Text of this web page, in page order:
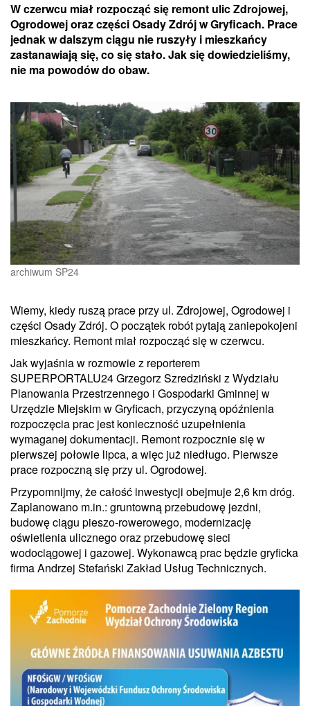
W czerwcu miał rozpocząć się remont ulic Zdrojowej,
Ogrodowej oraz części Osady Zdrój w Gryficach. Prace
jednak w dalszym ciągu nie ruszyły i mieszkańcy
zastanawiają się, co się stało. Jak się dowiedzieliśmy,
nie ma powodów do obaw.
archiwum SP24
Wiemy, kiedy ruszą prace przy ul. Zdrojowej, Ogrodowej i
części Osady Zdrój. O początek robót pytają zaniepokojeni
mieszkańcy. Remont miał rozpocząć się w czerwcu.
Jak wyjaśnia w rozmowie z reporterem
SUPERPORTALU24 Grzegorz Szredziński z Wydziału
Planowania Przestrzennego i Gospodarki Gminnej w
Urzędzie Miejskim w Gryficach, przyczyną opóźnienia
rozpoczęcia prac jest konieczność uzupełnienia
wymaganej dokumentacji. Remont rozpocznie się w
pierwszej połowie lipca, a więc już niedługo. Pierwsze
prace rozpoczną się przy ul. Ogrodowej.
Przypomnijmy, że całość inwestycji obejmuje 2,6 km dróg.
Zaplanowano m.in.: gruntowną przebudowę jezdni,
budowę ciągu pieszo-rowerowego, modernizację
oświetlenia ulicznego oraz przebudowę sieci
wodociągowej i gazowej. Wykonawcą prac będzie gryficka
firma Andrzej Stefański Zakład Usług Technicznych.